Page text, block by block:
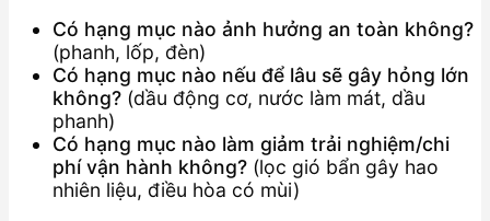
Có hạng mục nào ảnh hưởng an toàn không?
(phanh, lốp, đèn)
Có hạng mục nào nếu để lâu sẽ gây hỏng lớn
không? (dầu động cơ, nước làm mát, dầu
phanh)
Có hạng mục nào làm giảm trải nghiệm/chi
phí vận hành không? (lọc gió bẩn gây hao
nhiên liệu, điều hòa có mùi)